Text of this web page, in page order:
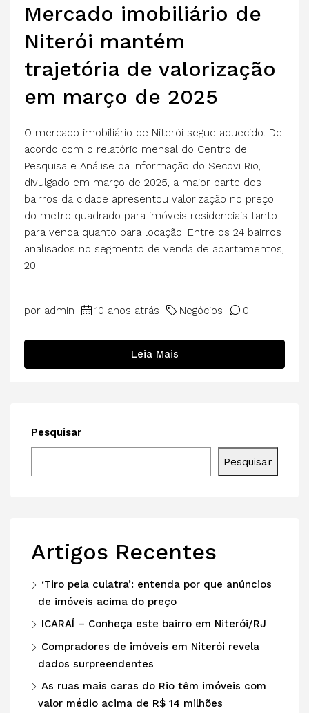
Mercado imobiliário de
Niterói mantém
trajetória de valorização
em março de 2025
O mercado imobiliário de Niterói segue aquecido. De
acordo com o relatório mensal do Centro de
Pesquisa e Análise da Informação do Secovi Rio,
divulgado em março de 2025, a maior parte dos
bairros da cidade apresentou valorização no preço
do metro quadrado para imóveis residenciais tanto
para venda quanto para locação. Entre os 24 bairros
analisados no segmento de venda de apartamentos,
20...
por admin 10 anos atrás Negócios 0
Leia Mais
Pesquisar
Pesquisar
Artigos Recentes
‘Tiro pela culatra’: entenda por que anúncios
de imóveis acima do preço
ICARAÍ – Conheça este bairro em Niterói/RJ
Compradores de imóveis em Niterói revela
dados surpreendentes
As ruas mais caras do Rio têm imóveis com
valor médio acima de R$ 14 milhões